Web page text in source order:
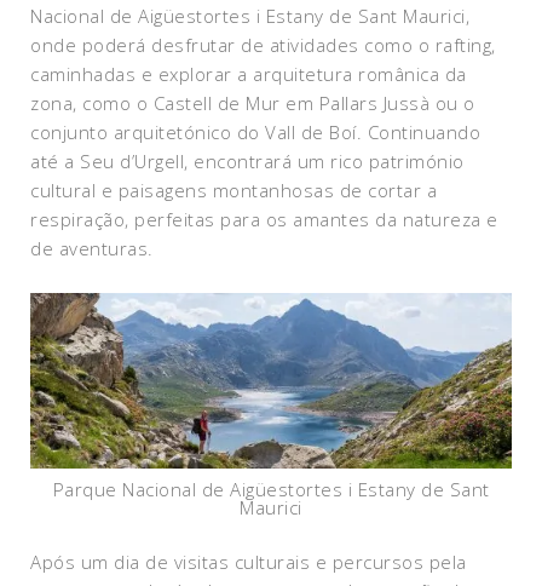
Nacional de Aigüestortes i Estany de Sant Maurici,
onde poderá desfrutar de atividades como o rafting,
caminhadas e explorar a arquitetura românica da
zona, como o Castell de Mur em Pallars Jussà ou o
conjunto arquitetónico do Vall de Boí. Continuando
até a Seu d’Urgell, encontrará um rico património
cultural e paisagens montanhosas de cortar a
respiração, perfeitas para os amantes da natureza e
de aventuras.
Parque Nacional de Aigüestortes i Estany de Sant
Maurici
Após um dia de visitas culturais e percursos pela